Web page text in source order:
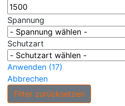
Spannung
Schutzart
Anwenden (17)
Abbrechen
Filter zurücksetzen